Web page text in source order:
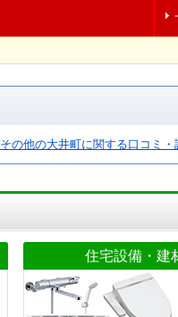
その他の大井町に関する口コミ・
住宅設備・建